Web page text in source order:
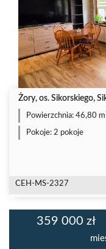
Żory, os. Sikorskiego,
Powierzchnia: 46,80 m
Pokoje: 2 pokoje
CEH-MS-2327
359 000 zł